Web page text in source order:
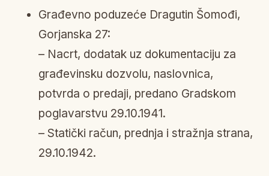
Građevno poduzeće Dragutin Šomođi,
Gorjanska 27:
– Nacrt, dodatak uz dokumentaciju za
građevinsku dozvolu, naslovnica,
potvrda o predaji, predano Gradskom
poglavarstvu 29.10.1941.
– Statički račun, prednja i stražnja strana,
29.10.1942.